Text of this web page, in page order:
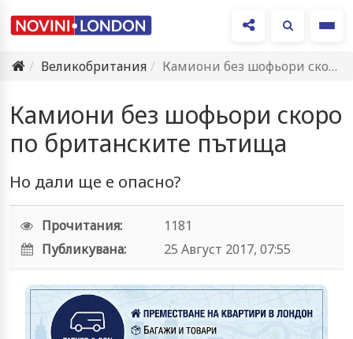
Великобритания
Камиони без шофьори скоро по британските пътища
Камиони без шофьори скоро
по британските пътища
Но дали ще е опасно?
Прочитания:
1181
Публикувана:
25 Август 2017, 07:55